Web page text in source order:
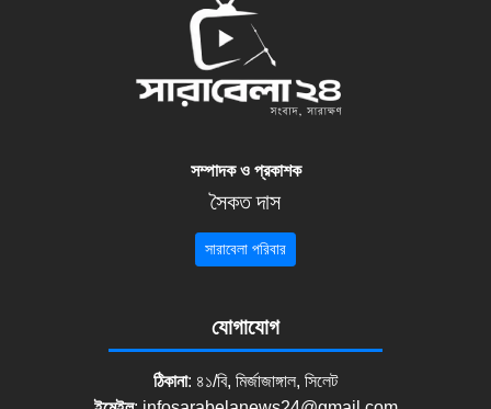
সম্পাদক ও প্রকাশক
সৈকত দাস
সারাবেলা পরিবার
যোগাযোগ
ঠিকানা: ৪১/বি, মির্জাজাঙ্গাল, সিলেট